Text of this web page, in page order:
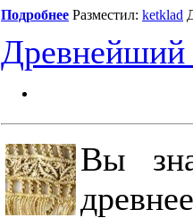
Подробнее Разместил: ketklad
Древнейший
Вы